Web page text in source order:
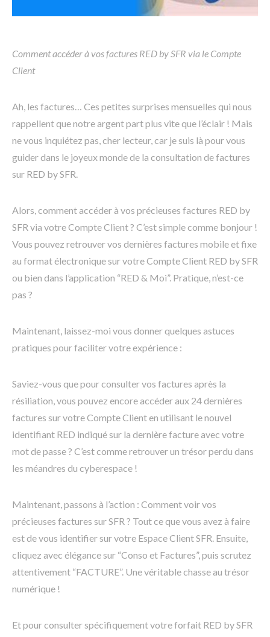
Comment accéder à vos factures RED by SFR via le Compte
Client
Ah, les factures… Ces petites surprises mensuelles qui nous
rappellent que notre argent part plus vite que l’éclair ! Mais
ne vous inquiétez pas, cher lecteur, car je suis là pour vous
guider dans le joyeux monde de la consultation de factures
sur RED by SFR.
Alors, comment accéder à vos précieuses factures RED by
SFR via votre Compte Client ? C’est simple comme bonjour !
Vous pouvez retrouver vos dernières factures mobile et fixe
au format électronique sur votre Compte Client RED by SFR
ou bien dans l’application “RED & Moi”. Pratique, n’est-ce
pas ?
Maintenant, laissez-moi vous donner quelques astuces
pratiques pour faciliter votre expérience :
Saviez-vous que pour consulter vos factures après la
résiliation, vous pouvez encore accéder aux 24 dernières
factures sur votre Compte Client en utilisant le nouvel
identifiant RED indiqué sur la dernière facture avec votre
mot de passe ? C’est comme retrouver un trésor perdu dans
les méandres du cyberespace !
Maintenant, passons à l’action : Comment voir vos
précieuses factures sur SFR ? Tout ce que vous avez à faire
est de vous identifier sur votre Espace Client SFR. Ensuite,
cliquez avec élégance sur “Conso et Factures”, puis scrutez
attentivement “FACTURE”. Une véritable chasse au trésor
numérique !
Et pour consulter spécifiquement votre forfait RED by SFR